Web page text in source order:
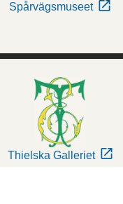
Spårvägsmuseet
Thielska Galleriet